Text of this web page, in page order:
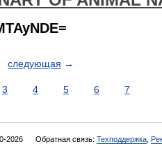
следующая →
3 4 5 6 7
2026 Обратная связь: Техподдержка